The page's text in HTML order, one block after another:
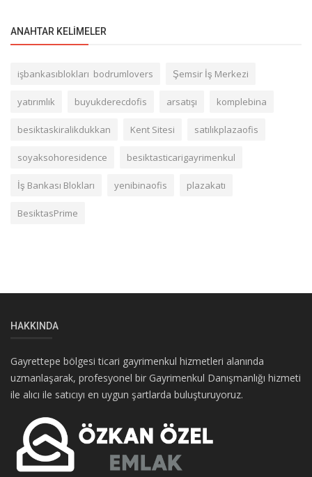
ANAHTAR KELIMELER
işbankasıblokları bodrumlovers Şemsir İş Merkezi
yatırımlık buyukderecdofis arsatışı komplebina
besiktaskiralikdukkan Kent Sitesi satılıkplazaofis
soyaksohoresidence besiktasticarigayrimenkul
İş Bankası Blokları yenibinaofis plazakatı
BesiktasPrime
HAKKINDA
Gayrettepe bölgesi ticari gayrimenkul hizmetleri alanında
uzmanlaşarak, profesyonel bir Gayrimenkul Danışmanlığı hizmeti
ile alıcı ile satıcıyı en uygun şartlarda buluşturuyoruz.